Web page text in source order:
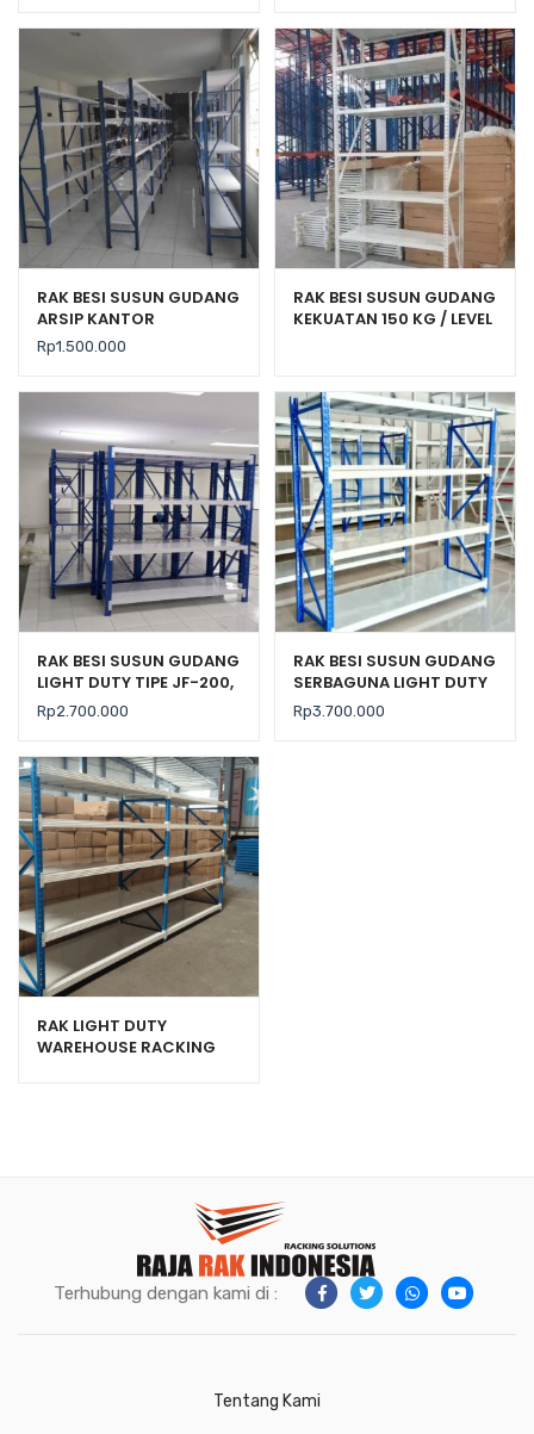
RAK BESI SUSUN GUDANG
ARSIP KANTOR
SERBAGUNA TIPE JF-70
Rp1.500.000
RAK BESI SUSUN GUDANG
KEKUATAN 150 KG / LEVEL
RAK BESI SUSUN GUDANG
LIGHT DUTY TIPE JF-200,
KEKUATAN 200 KG / LEVEL
Rp2.700.000
RAK BESI SUSUN GUDANG
SERBAGUNA LIGHT DUTY
TIPE RR-250 L60
Rp3.700.000
RAK LIGHT DUTY
WAREHOUSE RACKING
Terhubung dengan kami di :
Tentang Kami